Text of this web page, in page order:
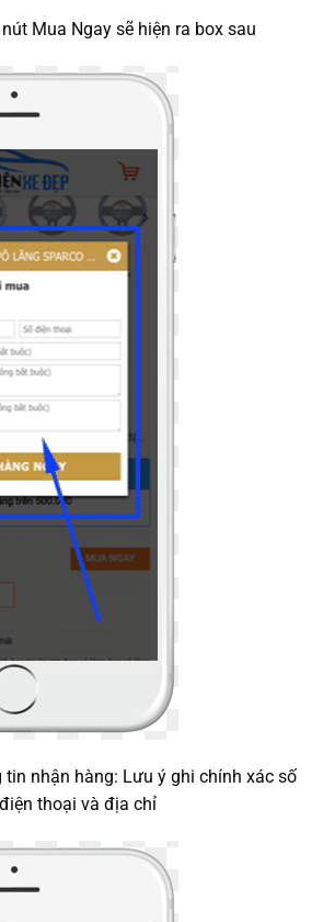
Mua Ngay sẽ hiện ra box sau
nhận hàng: Lưu ý ghi chính xác số
điện thoại và địa chỉ